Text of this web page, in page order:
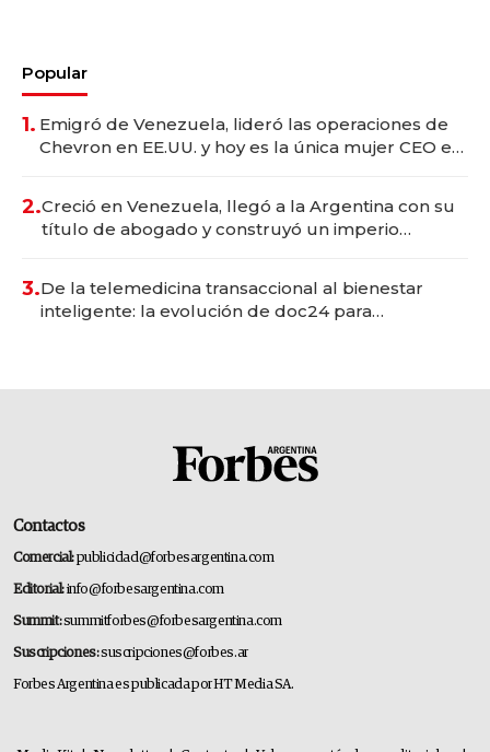
Popular
1. Emigró de Venezuela, lideró las operaciones de
Chevron en EE.UU. y hoy es la única mujer CEO en
2.Creció en Venezuela, llegó a la Argentina con su
título de abogado y construyó un imperio
3.De la telemedicina transaccional al bienestar
inteligente: la evolución de doc24 para
Contactos
Comercial:publicidad@forbesargentina.com
Editorial:info@forbesargentina.com
Summit:summitforbes@forbesargentina.com
Suscripciones:suscripciones@forbes.ar
Forbes Argentina es publicada por HT Media SA.